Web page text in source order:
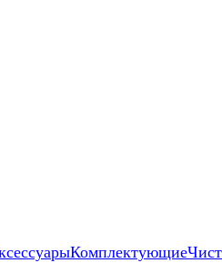
Комплектующие